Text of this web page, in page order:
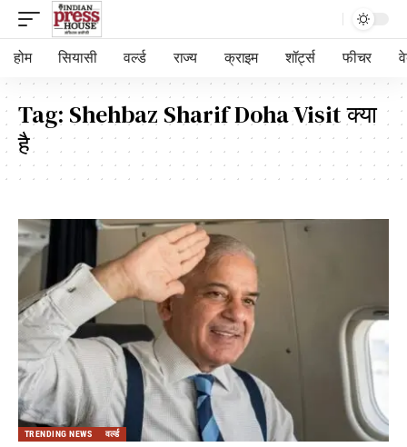
होम सियासी वर्ल्ड राज्य क्राइम शॉर्ट्स फीचर
Tag: Shehbaz Sharif Doha Visit क्या
है
TRENDING NEWS वर्ल्ड